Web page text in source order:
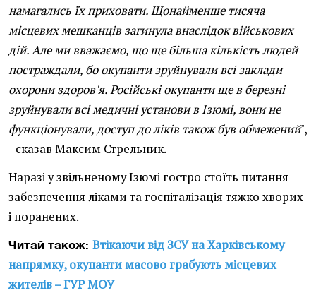
намагались їх приховати. Щонайменше тисяча
місцевих мешканців загинула внаслідок військових
дій. Але ми вважаємо, що ще більша кількість людей
постраждали, бо окупанти зруйнували всі заклади
охорони здоров'я. Російські окупанти ще в березні
зруйнували всі медичні установи в Ізюмі, вони не
функціонували, доступ до ліків також був обмежений",
- сказав Максим Стрельник.
Наразі у звільненому Ізюмі гостро стоїть питання
забезпечення ліками та госпіталізація тяжко хворих
і поранених.
Читай також: Втікаючи від ЗСУ на Харківському
напрямку, окупанти масово грабують місцевих
жителів – ГУР МОУ